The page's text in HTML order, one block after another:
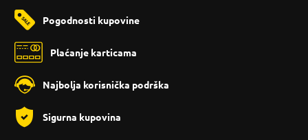
Pogodnosti kupovine
Plaćanje karticama
Najbolja korisnička podrška
Sigurna kupovina